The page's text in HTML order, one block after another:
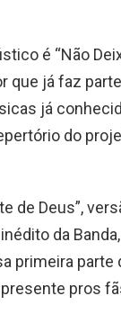
é “Não
já faz
já
do
de Deus”,
da
primeira
pros